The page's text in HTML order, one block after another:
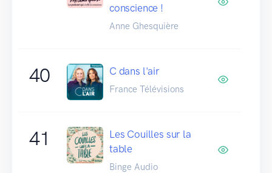
conscience !
Anne Ghesquière
40 C dans l'air
France Télévisions
41
Les Couilles sur la
table
Binge Audio